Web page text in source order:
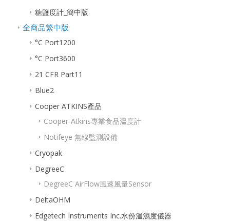
糖鹽度計_簡中版
全商品繁中版
°C Port1200
°C Port3600
21 CFR Part11
Blue2
Cooper ATKINS產品
Cooper-Atkins專業食品溫度計
Notifeye 無線監測設備
Cryopak
DegreeC
DegreeC AirFlow風速風量Sensor
DeltaOHM
Edgetech Instruments Inc.水份溫濕度儀器